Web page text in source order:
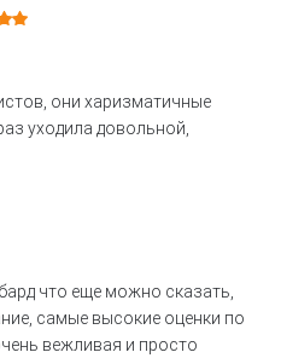
они харизматичные
уходила довольной,
что еще можно сказать,
самые высокие оценки по
вежливая и просто